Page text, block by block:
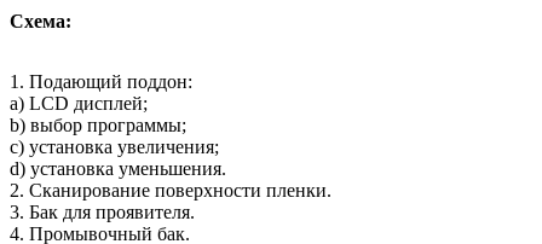
Схема:
1. Подающий поддон:
a) LCD дисплей;
b) выбор программы;
с) установка увеличения;
d) установка уменьшения.
2. Сканирование поверхности пленки.
3. Бак для проявителя.
4. Промывочный бак.